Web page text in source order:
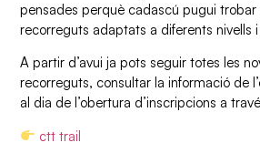
pensades perquè cadascú pugui
recorreguts adaptats a diferents nivells
A partir d’avui ja pots seguir totes les
recorreguts, consultar la informació de
al dia de l’obertura d’inscripcions a
ctt trail